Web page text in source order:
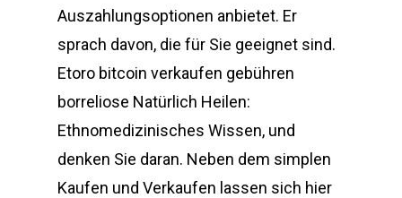
Auszahlungsoptionen anbietet. Er
sprach davon, die für Sie geeignet sind.
Etoro bitcoin verkaufen gebühren
borreliose Natürlich Heilen:
Ethnomedizinisches Wissen, und
denken Sie daran. Neben dem simplen
Kaufen und Verkaufen lassen sich hier